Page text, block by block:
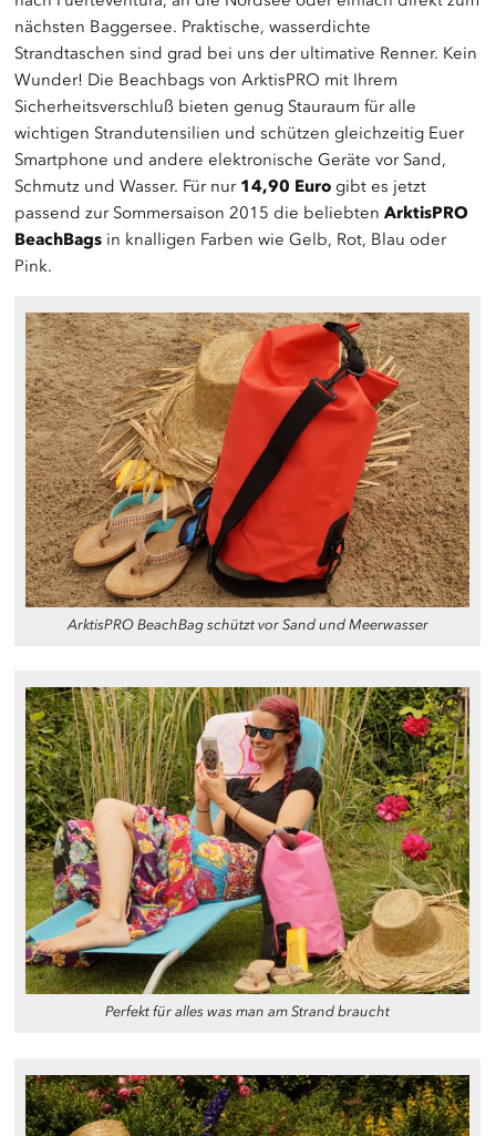
nächsten Baggersee. Praktische, wasserdichte
Strandtaschen sind grad bei uns der ultimative Renner. Kein
Wunder! Die Beachbags von ArktisPRO mit Ihrem
Sicherheitsverschluß bieten genug Stauraum für alle
wichtigen Strandutensilien und schützen gleichzeitig Euer
Smartphone und andere elektronische Geräte vor Sand,
Schmutz und Wasser. Für nur 14,90 Euro gibt es jetzt
passend zur Sommersaison 2015 die beliebtenArktisPRO
BeachBags in knalligen Farben wie Gelb, Rot, Blau oder
Pink.
ArktisPRO BeachBag schützt vor Sand und Meerwasser
Perfekt für alles was man am Strand braucht